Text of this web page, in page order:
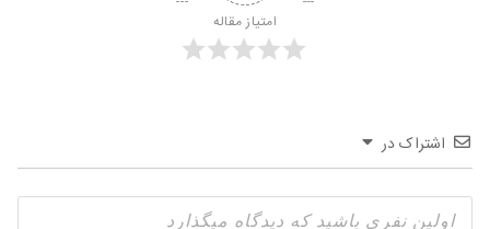
امتیاز مقاله
اشتراک در